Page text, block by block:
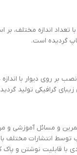
با تعداد اندازه مختلف،
گردیده است.
زیبای گرافیکی تولید
و مسائل آموزشی و
توسط انتشارات مختلف
با قابلیت نوشتن و